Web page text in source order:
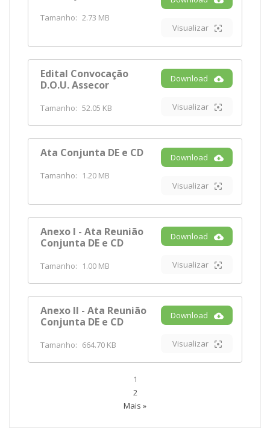
Tamanho: 2.73 MB
Visualizar
Edital Convocação
D.O.U. Assecor
Tamanho: 52.05 KB
Download
Visualizar
Ata Conjunta DE e CD
Tamanho: 1.20 MB
Download
Visualizar
Anexo I - Ata Reunião
Conjunta DE e CD
Tamanho: 1.00 MB
Download
Visualizar
Anexo II - Ata Reunião
Conjunta DE e CD
Tamanho: 664.70 KB
Download
Visualizar
1
2
Mais »